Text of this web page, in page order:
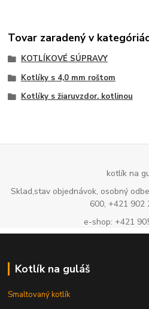
Tovar zaradený v
KOTLÍKOVÉ SÚPRAVY
Kotlíky s 4,0 mm roštom
Kotlíky s žiaruvzdor. kotlinou
kotlík na
Sklad,stav objednávok, osobný
600, +421 902
e-shop: +421
Kotlík na guláš
Smaltovaný kotlík